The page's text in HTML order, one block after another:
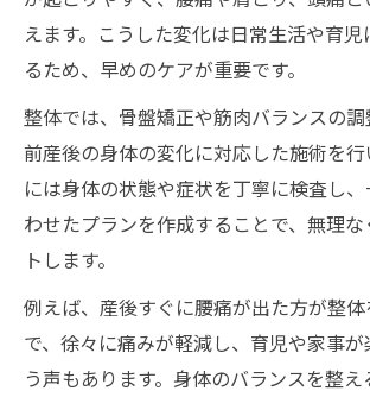
えます。こうした変化は日常生活や育
るため、早めのケアが重要です。
整体では、骨盤矯正や筋肉バランスの
前産後の身体の変化に対応した施術を
には身体の状態や症状を丁寧に検査し
わせたプランを作成することで、無理
トします。
例えば、産後すぐに腰痛が出た方が整体
で、徐々に痛みが軽減し、育児や家事
う声もあります。身体のバランスを整え